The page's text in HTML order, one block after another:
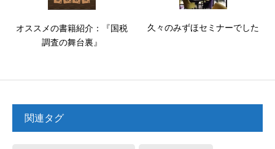
オススメの書籍紹介：『国税
調査の舞台裏』
久々のみずほセミナーでした
関連タグ